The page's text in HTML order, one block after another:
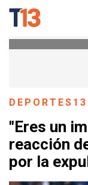
DEPORTES13
"Eres un
reacción
por la